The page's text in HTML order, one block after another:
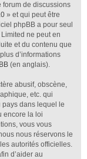
forum de discussions
» et qui peut être
phpBB a pour seul
ne peut en
et du contenu que
d’informations
(en anglais).
abusif, obscène,
etc. qui
dans lequel le
encore la loi
vous vous
nous réservons le
autorités officielles.
d’aider au